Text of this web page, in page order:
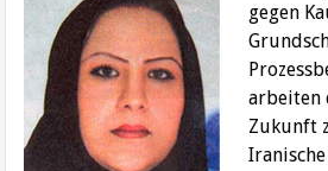
gegen
arbeiten
Zukunft